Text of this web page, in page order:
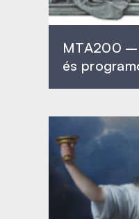
MTA200 –
és